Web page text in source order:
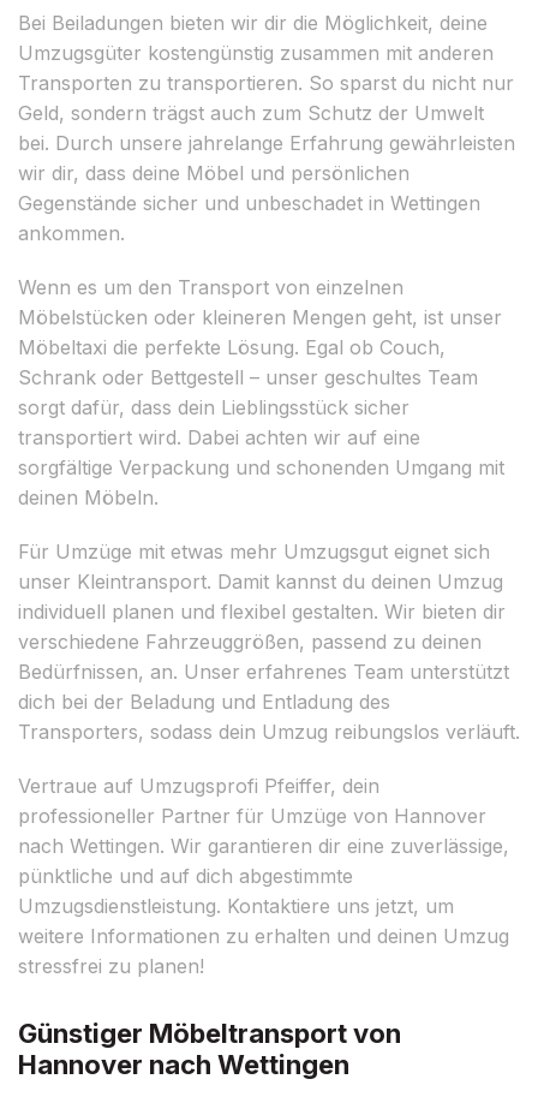
Bei Beiladungen bieten wir dir die Möglichkeit, deine
Umzugsgüter kostengünstig zusammen mit anderen
Transporten zu transportieren. So sparst du nicht nur
Geld, sondern trägst auch zum Schutz der Umwelt
bei. Durch unsere jahrelange Erfahrung gewährleisten
wir dir, dass deine Möbel und persönlichen
Gegenstände sicher und unbeschadet in Wettingen
ankommen.
Wenn es um den Transport von einzelnen
Möbelstücken oder kleineren Mengen geht, ist unser
Möbeltaxi die perfekte Lösung. Egal ob Couch,
Schrank oder Bettgestell – unser geschultes Team
sorgt dafür, dass dein Lieblingsstück sicher
transportiert wird. Dabei achten wir auf eine
sorgfältige Verpackung und schonenden Umgang mit
deinen Möbeln.
Für Umzüge mit etwas mehr Umzugsgut eignet sich
unser Kleintransport. Damit kannst du deinen Umzug
individuell planen und flexibel gestalten. Wir bieten dir
verschiedene Fahrzeuggrößen, passend zu deinen
Bedürfnissen, an. Unser erfahrenes Team unterstützt
dich bei der Beladung und Entladung des
Transporters, sodass dein Umzug reibungslos verläuft.
Vertraue auf Umzugsprofi Pfeiffer, dein
professioneller Partner für Umzüge von Hannover
nach Wettingen. Wir garantieren dir eine zuverlässige,
pünktliche und auf dich abgestimmte
Umzugsdienstleistung. Kontaktiere uns jetzt, um
weitere Informationen zu erhalten und deinen Umzug
stressfrei zu planen!
Günstiger Möbeltransport von
Hannover nach Wettingen